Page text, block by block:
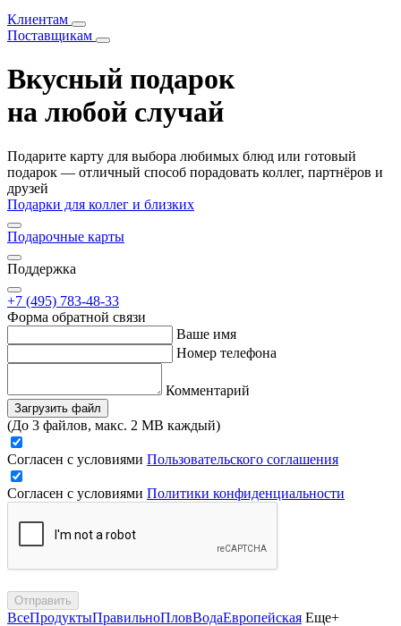
Клиентам
Поставщикам
Вкусный подарок
на любой случай
Подарите карту для выбора любимых блюд или готовый
подарок — отличный способ порадовать коллег, партнёров и
друзей
Подарки для коллег и близких
Подарочные карты
Поддержка
+7 (495) 783-48-33
Форма обратной связи
Ваше имя
Номер телефона
Комментарий
Загрузить файл
(До 3 файлов, макс. 2 MB каждый)
Согласен с условиями Пользовательского соглашения
Согласен с условиями Политики конфиденциальности
Отправить
ВсеПродуктыПравильноПловВодаЕвропейская Еще+